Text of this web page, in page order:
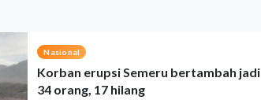
Nasional
Korban erupsi Semeru bertambah jadi
34 orang, 17 hilang